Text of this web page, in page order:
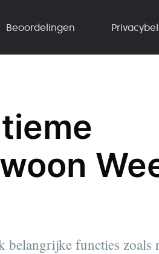
Beoordelingen
functies zoals